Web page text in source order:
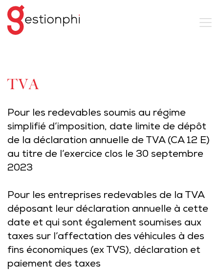
TVA
Pour les redevables soumis au régime
simplifié d’imposition, date limite de dépôt
de la déclaration annuelle de TVA (CA 12 E)
au titre de l’exercice clos le 30 septembre
2023
Pour les entreprises redevables de la TVA
déposant leur déclaration annuelle à cette
date et qui sont également soumises aux
taxes sur l’affectation des véhicules à des
fins économiques (ex TVS), déclaration et
paiement des taxes